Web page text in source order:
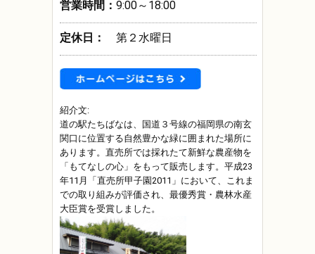
営業時間： 9:00～18:00
定休日： 第２水曜日
紹介文:
道の駅たちばなは、国道３号線の福岡県の南玄
関口に位置する自然豊かな緑に囲まれた場所に
あります。直売所では採れたて新鮮な農産物を
「もてなしの心」をもって販売します。平成23
年11月「直売所甲子園2011」において、これま
での取り組みが評価され、最優秀賞・農林水産
大臣賞を受賞しました。